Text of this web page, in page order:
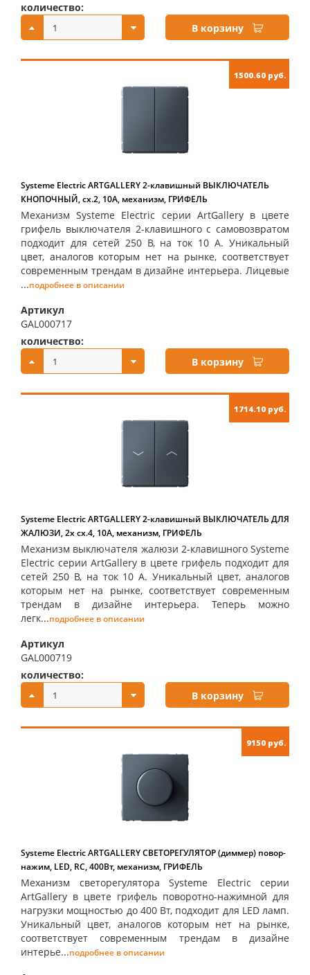
количество:
В корзину
1500.60 руб.
Systeme Electric ARTGALLERY 2-клавишный ВЫКЛЮЧАТЕЛЬ
КНОПОЧНЫЙ, сх.2, 10А, механизм, ГРИФЕЛЬ
Механизм Systeme Electric серии ArtGallery в цвете
грифель выключателя 2-клавишного с самовозвратом
подходит для сетей 250 В, на ток 10 А. Уникальный
цвет, аналогов которым нет на рынке, соответствует
современным трендам в дизайне интерьера. Лицевые
...подробнее в описании
Артикул
GAL000717
количество:
В корзину
1714.10 руб.
Systeme Electric ARTGALLERY 2-клавишный ВЫКЛЮЧАТЕЛЬ ДЛЯ
ЖАЛЮЗИ, 2х сх.4, 10А, механизм, ГРИФЕЛЬ
Механизм выключателя жалюзи 2-клавишного Systeme
Electric серии ArtGallery в цвете грифель подходит для
сетей 250 В, на ток 10 А. Уникальный цвет, аналогов
которым нет на рынке, соответствует современным
трендам в дизайне интерьера. Теперь можно
легк...подробнее в описании
Артикул
GAL000719
количество:
В корзину
9150 руб.
Systeme Electric ARTGALLERY СВЕТОРЕГУЛЯТОР (диммер) повор-
нажим, LED, RC, 400Вт, механизм, ГРИФЕЛЬ
Механизм светорегулятора Systeme Electric серии
ArtGallery в цвете грифель поворотно-нажимной для
нагрузки мощностью до 400 Вт, подходит для LED ламп.
Уникальный цвет, аналогов которым нет на рынке,
соответствует современным трендам в дизайне
интерье...подробнее в описании